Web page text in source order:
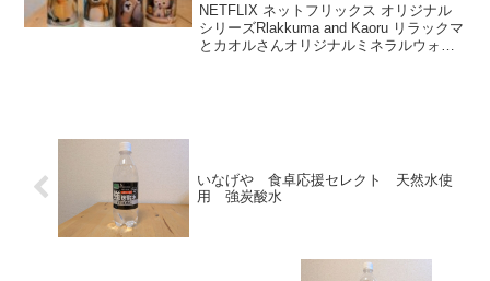
NETFLIX ネットフリックス オリジナル
シリーズRlakkuma and Kaoru リラックマ
とカオルさんオリジナルミネラルウォー
いなげや 食卓応援セレクト 天然水使
用 強炭酸水